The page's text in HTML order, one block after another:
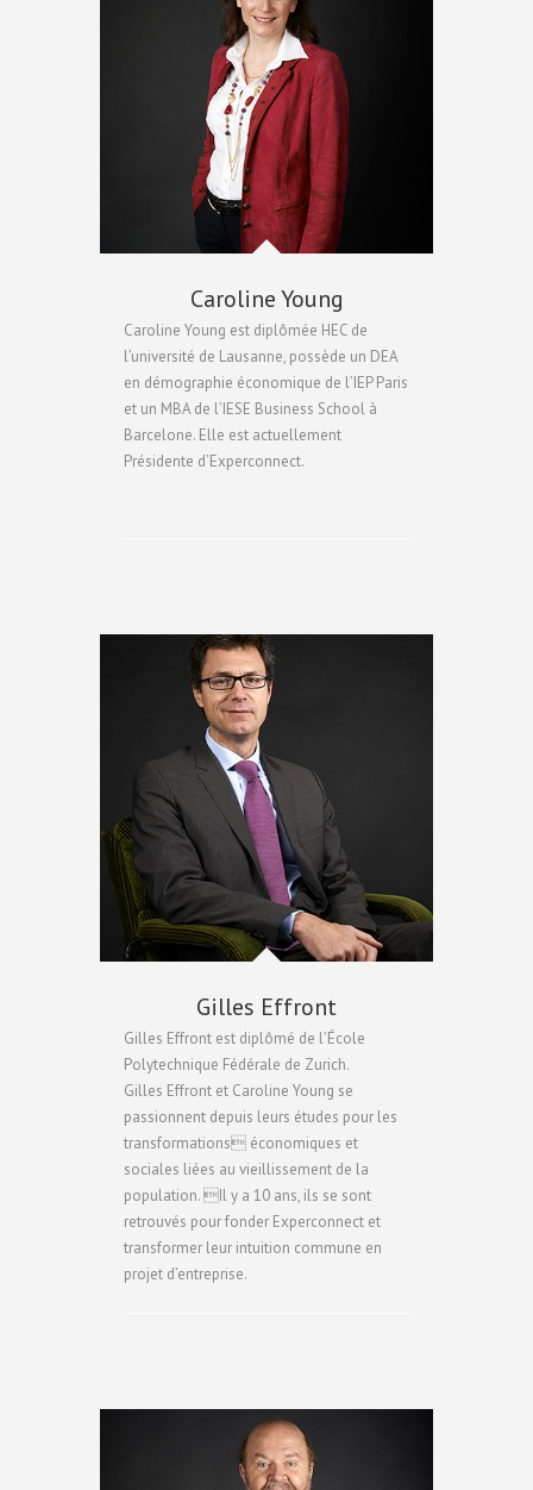
Caroline Young
Caroline Young est diplômée HEC de
l’université de Lausanne, possède un DEA
en démographie économique de l’IEP Paris
et un MBA de l’IESE Business School à
Barcelone. Elle est actuellement
Présidente d’Experconnect.
Gilles Effront
Gilles Effront est diplômé de l’École
Polytechnique Fédérale de Zurich.
Gilles Effront et Caroline Young se
passionnent depuis leurs études pour les
transformations économiques et
sociales liées au vieillissement de la
population. Il y a 10 ans, ils se sont
retrouvés pour fonder Experconnect et
transformer leur intuition commune en
projet d’entreprise.